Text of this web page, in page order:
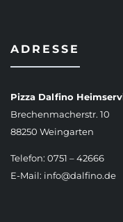
ADRESSE
Pizza Dalfino
Brechenmacherstr. 10
88250 Weingarten
Telefon: 0751 – 42666
E-Mail: info@dalfino.de